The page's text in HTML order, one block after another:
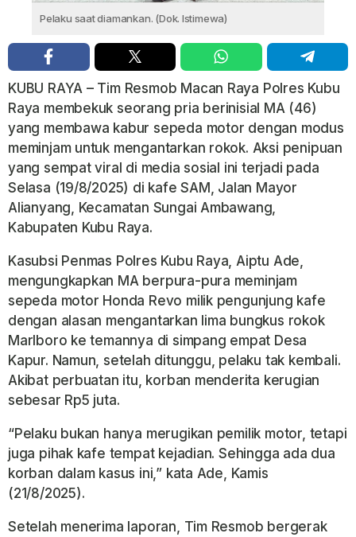
Pelaku saat diamankan. (Dok. Istimewa)
KUBU RAYA – Tim Resmob Macan Raya Polres Kubu
Raya membekuk seorang pria berinisial MA (46)
yang membawa kabur sepeda motor dengan modus
meminjam untuk mengantarkan rokok. Aksi penipuan
yang sempat viral di media sosial ini terjadi pada
Selasa (19/8/2025) di kafe SAM, Jalan Mayor
Alianyang, Kecamatan Sungai Ambawang,
Kabupaten Kubu Raya.
Kasubsi Penmas Polres Kubu Raya, Aiptu Ade,
mengungkapkan MA berpura-pura meminjam
sepeda motor Honda Revo milik pengunjung kafe
dengan alasan mengantarkan lima bungkus rokok
Marlboro ke temannya di simpang empat Desa
Kapur. Namun, setelah ditunggu, pelaku tak kembali.
Akibat perbuatan itu, korban menderita kerugian
sebesar Rp5 juta.
“Pelaku bukan hanya merugikan pemilik motor, tetapi
juga pihak kafe tempat kejadian. Sehingga ada dua
korban dalam kasus ini,” kata Ade, Kamis
(21/8/2025).
Setelah menerima laporan, Tim Resmob bergerak